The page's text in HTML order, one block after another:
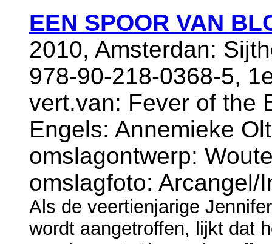
EEN SPOOR VAN
2010, Amsterdan:
978-90-218-0368-5,
vert.van: Fever of the
Engels: Annemieke
omslagontwerp:
omslagfoto: Arcangel/
Als de veertienjarige
wordt aangetroffen, lijkt dat